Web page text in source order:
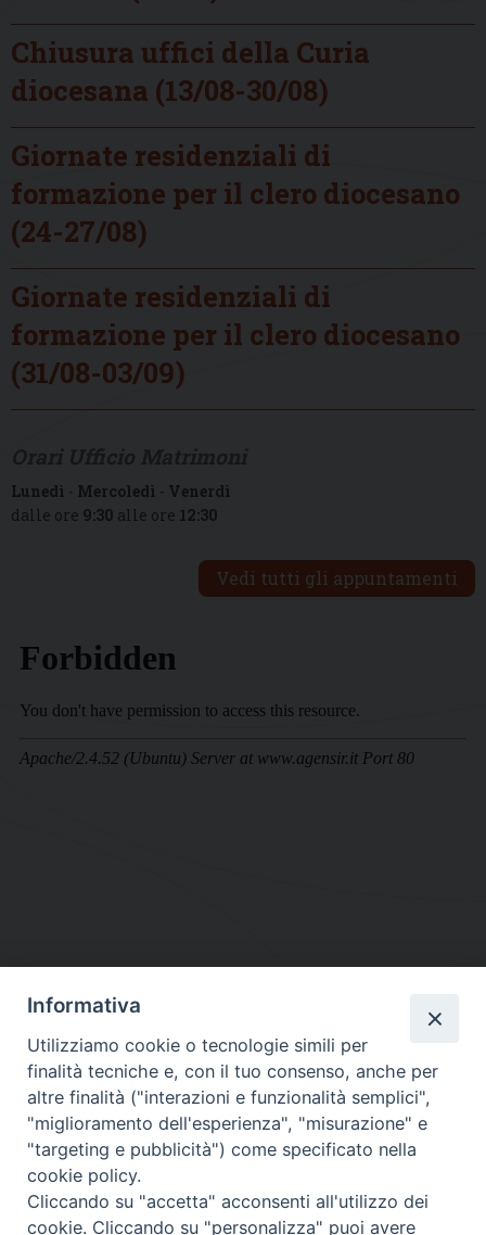
Chiusura uffici della Curia
diocesana (13/08-30/08)
Giornate residenziali di
formazione per il clero diocesano
(24-27/08)
Giornate residenziali di
formazione per il clero diocesano
(31/08-03/09)
Lunedì - Mercoledì - Venerdì
dalle ore 9:30 alle ore 12:30
Vedi tutti gli appuntamenti
DIOCESI SUBURBICARIA DI ALBANO
Contatti:Tel.: 06.93268401 - Fax.: 06.9323844
E-mail:curia@diocesidialbano.it
Orari: dal Lunedì al Venerdì Ore: 9:00 - 13:00
Lunedì, Mercoledì e Venerdì, Ore 9:30 - 12:30
Informativa
Utilizziamo cookie o tecnologie simili per
finalità tecniche e, con il tuo consenso, anche per
altre finalità ("interazioni e funzionalità semplici",
"miglioramento dell'esperienza", "misurazione" e
"targeting e pubblicità") come specificato nella
cookie policy.
Cliccando su "accetta" acconsenti all'utilizzo dei
cookie. Cliccando su "personalizza" puoi avere